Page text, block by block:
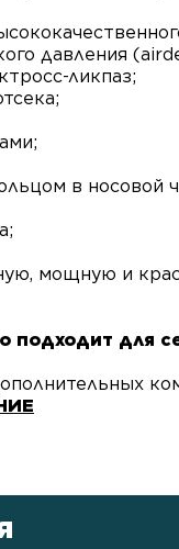
давления
ликпаз;
в носовой
мощную и
подходит для